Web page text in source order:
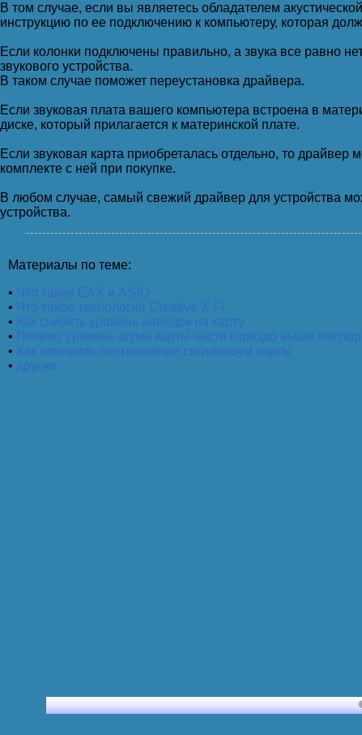
В том случае, если вы являетесь обладателем
инструкцию по ее подключению к компьютеру, которая
Если колонки подключены правильно, а звука все равно
звукового устройства.
В таком случае поможет переустановка драйвера.
Если звуковая плата вашего компьютера встроена в
диске, который прилагается к материнской плате.
Если звуковая карта приобреталась отдельно, то
комплекте с ней при покупке.
В любом случае, самый свежий драйвер для устройства
устройства.
Материалы по теме:
• Что такое ЕАХ и ASIO
• Что такое технология Creative X-Fi
• Как снизить уровень наводок на карту
• Почему уровень шума карты часто гораздо выше
• Как измерить соотношение сигнал/шум карты
• другие